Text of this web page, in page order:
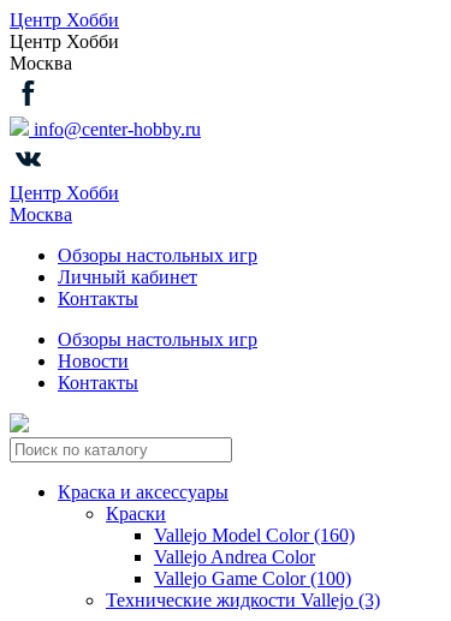
Центр Хобби
Центр Хобби
Москва
info@center-hobby.ru
Центр Хобби
Москва
Обзоры настольных игр
Личный кабинет
Контакты
Обзоры настольных игр
Новости
Контакты
Краска и аксессуары
Краски
Vallejo Model Color (160)
Vallejo Andrea Color
Vallejo Game Color (100)
Технические жидкости Vallejo (3)